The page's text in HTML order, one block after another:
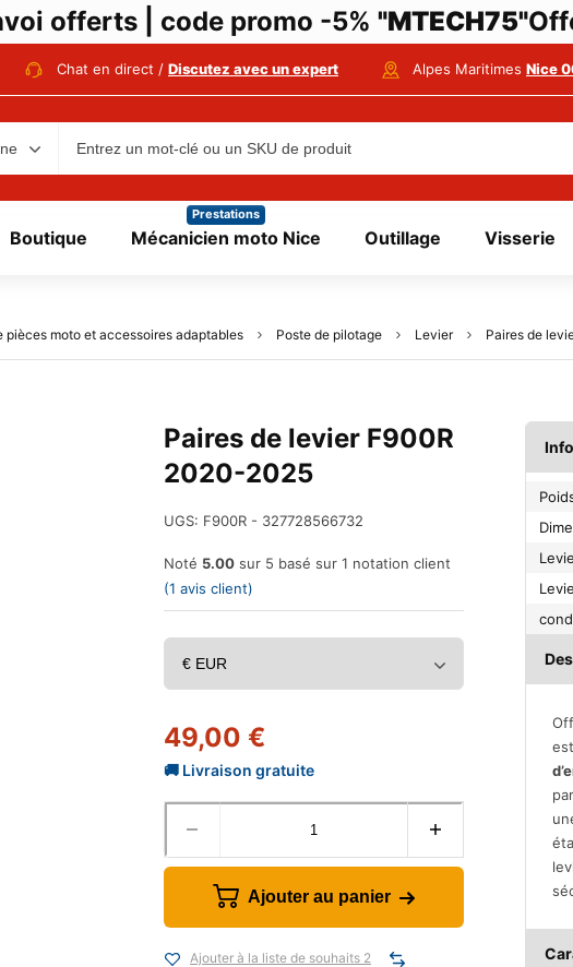
offerts | code promo -5% "MTECH75"
Chat en direct / Discutez avec un expert Alpes Maritimes Nice
Boutique Mécanicien moto Nice
Prestations
Outillage Visserie
pièces moto et accessoires adaptables Poste de pilotage Levier Paires de
Paires de levier F900R
2020-2025
UGS: F900R - 327728566732
Noté 5.00 sur 5 basé sur 1 notation client
(1 avis client)
49,00 €
Ajouter au panier
Ajouter à la liste de souhaits 2